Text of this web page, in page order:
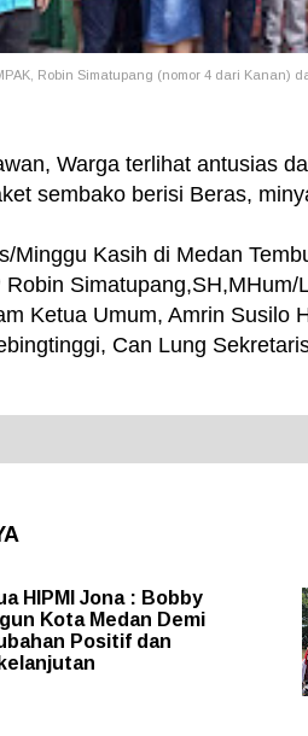
Robin Simatupang (nomor 4 dari Kanan)
Warga terlihat antusias
sembako berisi Beras,
Minggu Kasih di Medan
Robin Simatupang,SH,MHum/
Ketua Umum, Amrin Susilo
Can Lung
HIPMI Jona : Bobby
Kota Medan Demi
Positif dan